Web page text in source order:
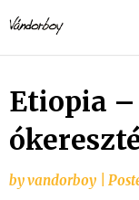
to
content
Etiopia –
byvandorboy